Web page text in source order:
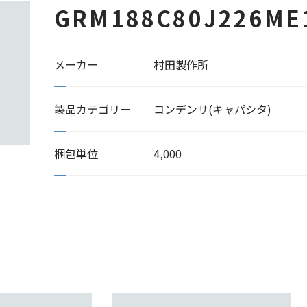
メーカー 村田製作所
製品カテゴリー コンデンサ(キャパシタ)
梱包単位 4,000